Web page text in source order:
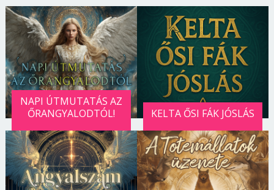
NAPI ÚTMUTATÁS AZ
ŐRANGYALODTÓL!
KELTA ŐSI FÁK JÓSLÁS